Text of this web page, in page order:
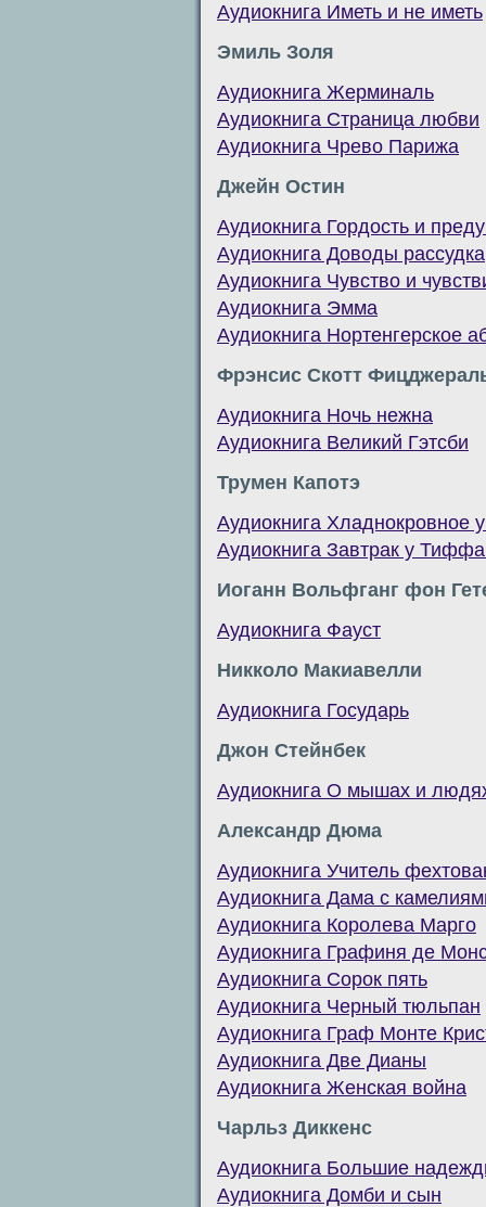
Аудиокнига Иметь и не иметь
Эмиль Золя
Аудиокнига Жерминаль
Аудиокнига Страница любви
Аудиокнига Чрево Парижа
Джейн Остин
Аудиокнига Гордость и
Аудиокнига Доводы рассудка
Аудиокнига Чувство и
Аудиокнига Эмма
Аудиокнига Нортенгерское
Фрэнсис Скотт
Аудиокнига Ночь нежна
Аудиокнига Великий Гэтсби
Трумен Капотэ
Аудиокнига Хладнокровное
Аудиокнига Завтрак у
Иоганн Вольфганг фон
Аудиокнига Фауст
Никколо Макиавелли
Аудиокнига Государь
Джон Стейнбек
Аудиокнига О мышах и
Александр Дюма
Аудиокнига Учитель
Аудиокнига Дама с
Аудиокнига Королева Марго
Аудиокнига Графиня де
Аудиокнига Сорок пять
Аудиокнига Черный тюльпан
Аудиокнига Граф Монте
Аудиокнига Две Дианы
Аудиокнига Женская война
Чарльз Диккенс
Аудиокнига Большие
Аудиокнига Домби и сын